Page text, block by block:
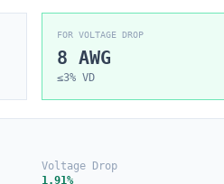
FOR VOLTAGE DROP
8 AWG
≤3% VD
Voltage Drop
1.91%